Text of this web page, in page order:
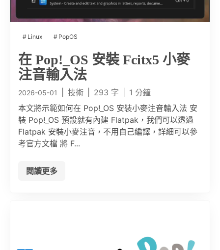
Linux PopOS
在 Pop!_OS 安裝 Fcitx5 小麥
注音輸入法
2026-05-01 技術 293 字
1 分鐘
本文將示範如何在 Pop!_OS 安裝小麥注音輸入法 安
裝 Pop!_OS 預設就有內建 Flatpak，我們可以透過
Flatpak 安裝小麥注音，不用自己編譯，詳細可以參
考官方文檔 將 F...
閱讀更多